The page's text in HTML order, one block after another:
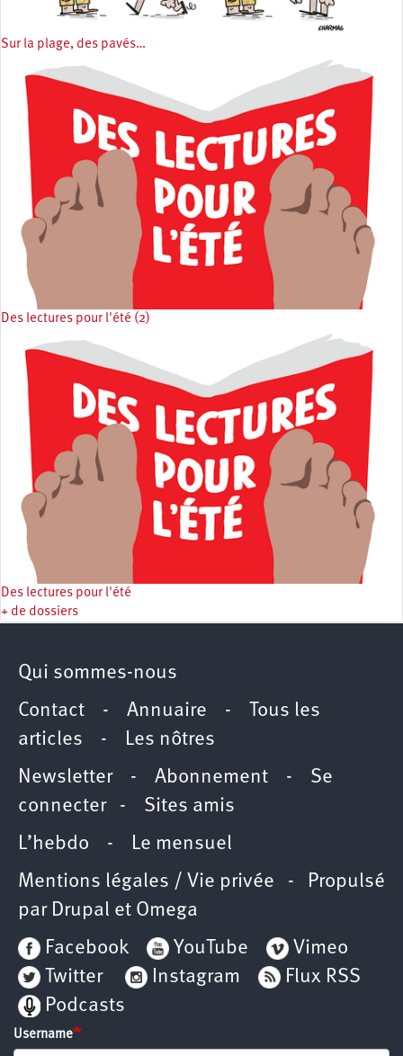
Sur la plage, des pavés…
Des lectures pour l'été (2)
Des lectures pour l'été
+ de dossiers
Qui sommes-nous
Contact - Annuaire -
Tous les
articles - Les nôtres
Newsletter- Abonnement - Se
connecter- Sites amis
L’hebdo - Le mensuel
Mentions légales / Vie privée - Propulsé
par Drupal et Omega
Facebook
YouTube
Vimeo
Twitter
Instagram
Flux RSS
Podcasts
Username